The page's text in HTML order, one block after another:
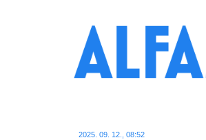
2025. 09. 12., 08:52